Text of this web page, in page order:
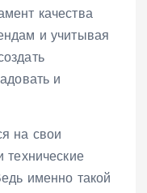
качества
и учитывая
и
на свои
технические
именно такой